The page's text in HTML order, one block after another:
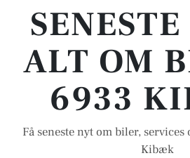
ALT OM
6933
Få seneste nyt om biler,
Kibæk